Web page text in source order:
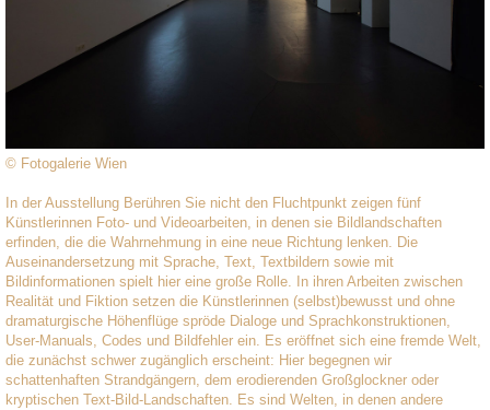
© Fotogalerie Wien
In der Ausstellung Berühren Sie nicht den Fluchtpunkt zeigen fünf
Künstlerinnen Foto- und Videoarbeiten, in denen sie Bildlandschaften
erfinden, die die Wahrnehmung in eine neue Richtung lenken. Die
Auseinandersetzung mit Sprache, Text, Textbildern sowie mit
Bildinformationen spielt hier eine große Rolle. In ihren Arbeiten zwischen
Realität und Fiktion setzen die Künstlerinnen (selbst)bewusst und ohne
dramaturgische Höhenflüge spröde Dialoge und Sprachkonstruktionen,
User-Manuals, Codes und Bildfehler ein. Es eröffnet sich eine fremde Welt,
die zunächst schwer zugänglich erscheint: Hier begegnen wir
schattenhaften Strandgängern, dem erodierenden Großglockner oder
kryptischen Text-Bild-Landschaften. Es sind Welten, in denen andere